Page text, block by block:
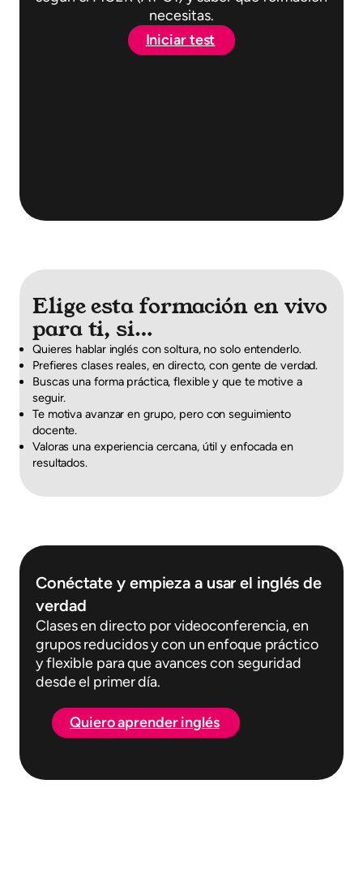
necesitas.
Iniciar test
Elige esta formación en vivo
para ti, si…
Quieres hablar inglés con soltura, no solo entenderlo.
Prefieres clases reales, en directo, con gente de verdad.
Buscas una forma práctica, flexible y que te motive a
seguir.
Te motiva avanzar en grupo, pero con seguimiento
docente.
Valoras una experiencia cercana, útil y enfocada en
resultados.
Conéctate y empieza a usar el inglés de
verdad
Clases en directo por videoconferencia, en
grupos reducidos y con un enfoque práctico
y flexible para que avances con seguridad
desde el primer día.
Quiero aprender inglés